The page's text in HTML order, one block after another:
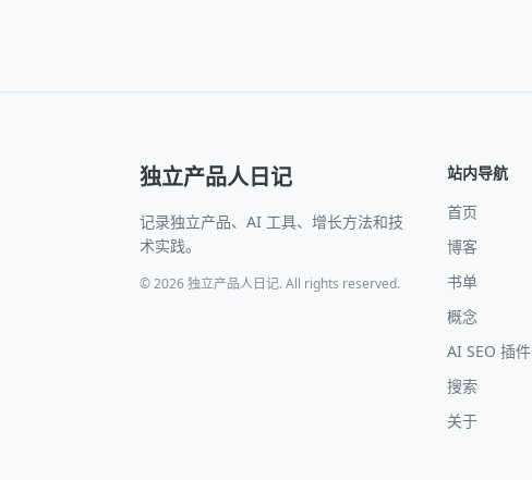
独立产品人日记
记录独立产品、AI 工具、增长方法和技
术实践。
© 2026 独立产品人日记. All rights reserved.
站内导航
首页
博客
书单
概念
AI SEO 插件
搜索
关于